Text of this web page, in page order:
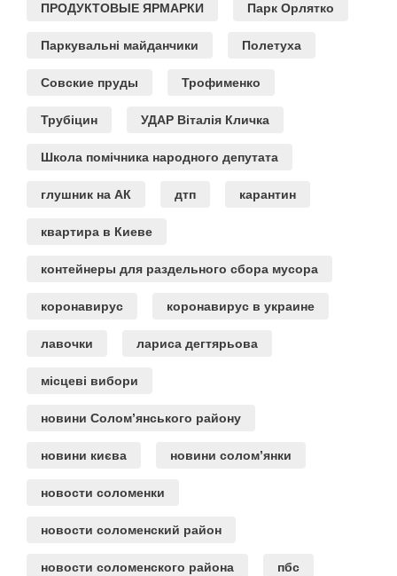
ПРОДУКТОВЫЕ ЯРМАРКИ Парк Орлятко
Паркувальні майданчики Полетуха
Совские пруды Трофименко
Трубіцин УДАР Віталія Кличка
Школа помічника народного депутата
глушник на АК дтп карантин
квартира в Киеве
контейнеры для раздельного сбора мусора
коронавирус коронавирус в украине
лавочки лариса дегтярьова
місцеві вибори
новини Солом’янського району
новини києва новини солом’янки
новости соломенки
новости соломенский район
новости соломенского района пбс